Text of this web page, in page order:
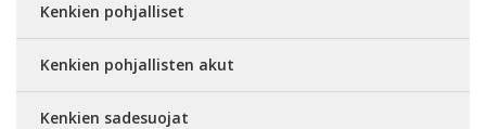
Kenkien pohjalliset
Kenkien pohjallisten akut
Kenkien sadesuojat